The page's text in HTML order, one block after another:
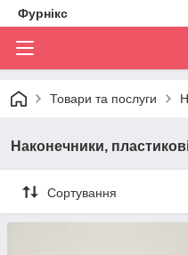
Фурнікс
Товари та послуги
Наконечники,
Сортування